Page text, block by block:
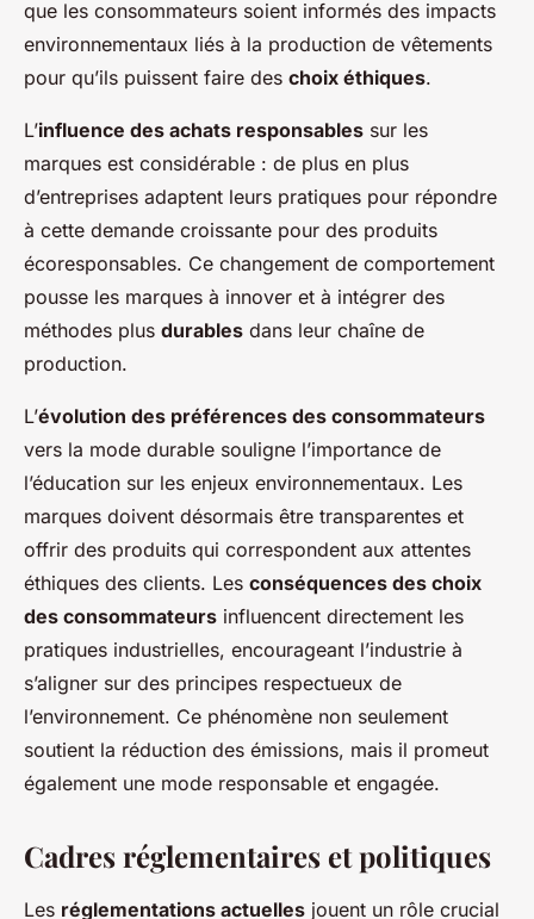
que les consommateurs soient informés des impacts
environnementaux liés à la production de vêtements
pour qu’ils puissent faire des choix éthiques.
L’influence des achats responsables sur les
marques est considérable : de plus en plus
d’entreprises adaptent leurs pratiques pour répondre
à cette demande croissante pour des produits
écoresponsables. Ce changement de comportement
pousse les marques à innover et à intégrer des
méthodes plus durables dans leur chaîne de
production.
L’évolution des préférences des consommateurs
vers la mode durable souligne l’importance de
l’éducation sur les enjeux environnementaux. Les
marques doivent désormais être transparentes et
offrir des produits qui correspondent aux attentes
éthiques des clients. Les conséquences des choix
des consommateurs influencent directement les
pratiques industrielles, encourageant l’industrie à
s’aligner sur des principes respectueux de
l’environnement. Ce phénomène non seulement
soutient la réduction des émissions, mais il promeut
également une mode responsable et engagée.
Cadres réglementaires et politiques
Les réglementations actuelles jouent un rôle crucial